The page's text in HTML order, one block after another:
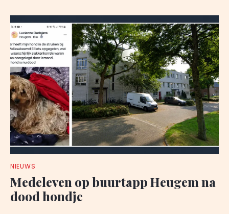
NIEUWS
Medeleven op buurtapp Heugem na
dood hondje